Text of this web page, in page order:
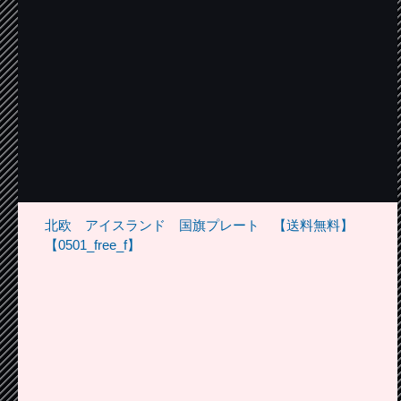
北欧 アイスランド 国旗プレート 【送料無料】
【0501_free_f】